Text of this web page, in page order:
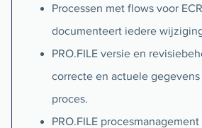
Processen met flows voor
documenteert iedere
PRO.FILE versie en
correcte en actuele
proces.
PRO.FILE procesmanagement